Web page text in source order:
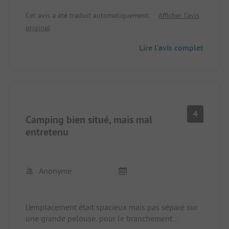
Cet avis a été traduit automatiquement.
Afficher l'avis
original
Lire l'avis complet
Camping bien situé, mais mal
entretenu
4
Anonyme
L'emplacement était spacieux mais pas séparé sur
une grande pelouse. pour le branchement